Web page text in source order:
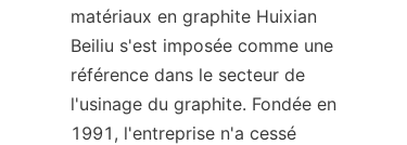
matériaux en graphite Huixian
Beiliu s'est imposée comme une
référence dans le secteur de
l'usinage du graphite. Fondée en
1991, l'entreprise n'a cessé